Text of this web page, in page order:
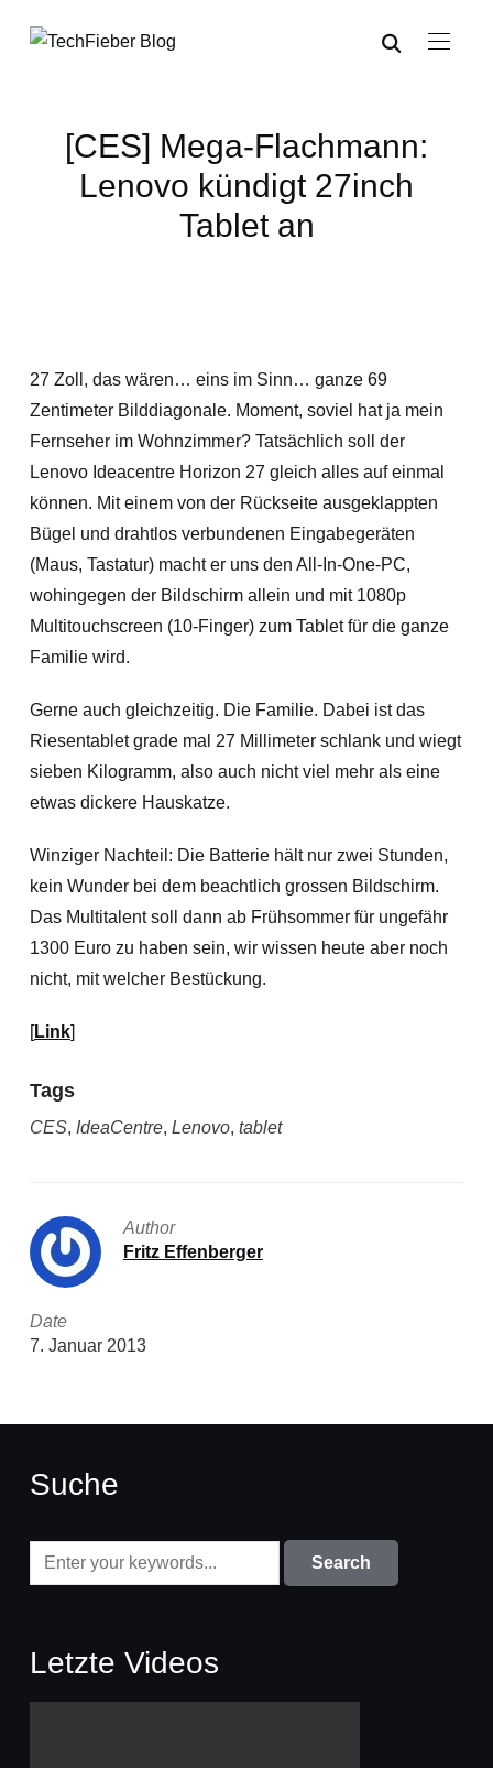
[CES] Mega-Flachmann:
Lenovo kündigt 27inch
Tablet an
27 Zoll, das wären… eins im Sinn… ganze 69
Zentimeter Bilddiagonale. Moment, soviel hat ja mein
Fernseher im Wohnzimmer? Tatsächlich soll der
Lenovo Ideacentre Horizon 27 gleich alles auf einmal
können. Mit einem von der Rückseite ausgeklappten
Bügel und drahtlos verbundenen Eingabegeräten
(Maus, Tastatur) macht er uns den All-In-One-PC,
wohingegen der Bildschirm allein und mit 1080p
Multitouchscreen (10-Finger) zum Tablet für die ganze
Familie wird.
Gerne auch gleichzeitig. Die Familie. Dabei ist das
Riesentablet grade mal 27 Millimeter schlank und wiegt
sieben Kilogramm, also auch nicht viel mehr als eine
etwas dickere Hauskatze.
Winziger Nachteil: Die Batterie hält nur zwei Stunden,
kein Wunder bei dem beachtlich grossen Bildschirm.
Das Multitalent soll dann ab Frühsommer für ungefähr
1300 Euro zu haben sein, wir wissen heute aber noch
nicht, mit welcher Bestückung.
[Link]
Tags
CES, IdeaCentre, Lenovo, tablet
Author
Fritz Effenberger
Date
7. Januar 2013
Suche
Letzte Videos